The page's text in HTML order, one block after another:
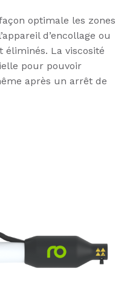
optimale les zones
d’encollage ou
éliminés. La viscosité
pour pouvoir
après un arrêt de